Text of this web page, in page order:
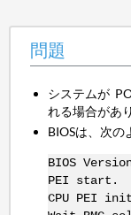
問題
システムが
れる場合があ
BIOSは、次の
BIOS
PEI start.
CPU PEI